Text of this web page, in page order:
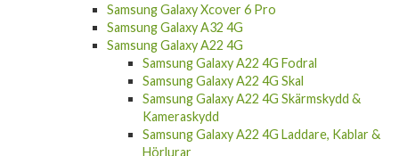
Samsung Galaxy Xcover 6 Pro
Samsung Galaxy A32 4G
Samsung Galaxy A22 4G
Samsung Galaxy A22 4G Fodral
Samsung Galaxy A22 4G Skal
Samsung Galaxy A22 4G Skärmskydd &
Kameraskydd
Samsung Galaxy A22 4G Laddare, Kablar &
Hörlurar